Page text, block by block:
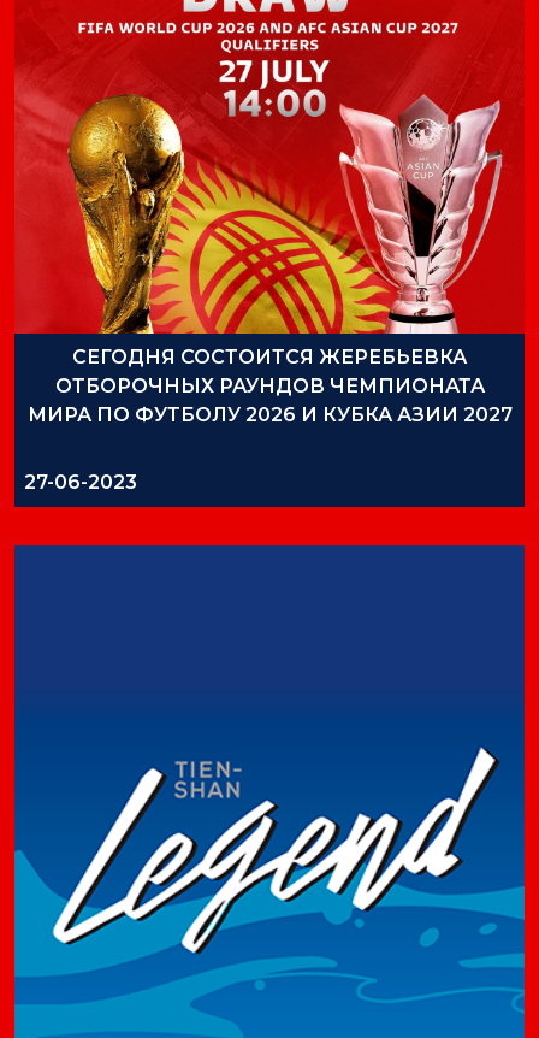
СЕГОДНЯ СОСТОИТСЯ ЖЕРЕБЬЕВКА
ОТБОРОЧНЫХ РАУНДОВ ЧЕМПИОНАТА
МИРА ПО ФУТБОЛУ 2026 И КУБКА АЗИИ 2027
27-06-2023